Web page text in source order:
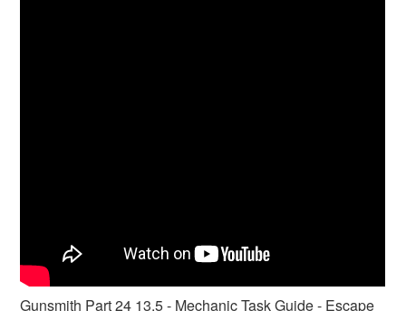
Gunsmith Part 24 13.5 - Mechanic Task Guide - Escape